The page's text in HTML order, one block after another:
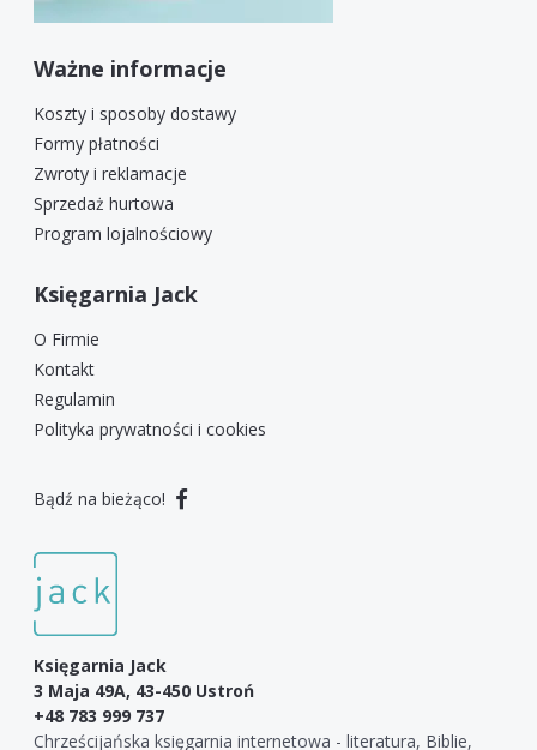
Ważne informacje
Koszty i sposoby dostawy
Formy płatności
Zwroty i reklamacje
Sprzedaż hurtowa
Program lojalnościowy
Księgarnia Jack
O Firmie
Kontakt
Regulamin
Polityka prywatności i cookies
Bądź na bieżąco!
Księgarnia Jack
3 Maja 49A, 43-450 Ustroń
+48 783 999 737
Chrześcijańska księgarnia internetowa - literatura, Biblie,